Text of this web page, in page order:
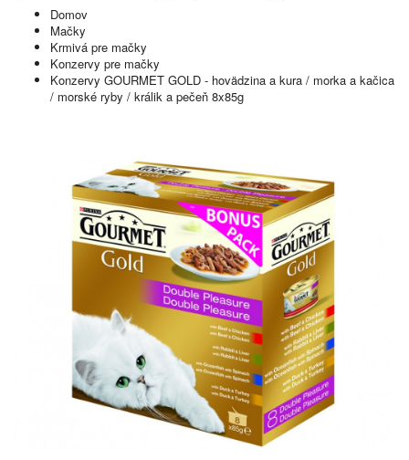
Domov
Mačky
Krmivá pre mačky
Konzervy pre mačky
Konzervy GOURMET GOLD - hovädzina a kura / morka a kačica
/ morské ryby / králik a pečeň 8x85g